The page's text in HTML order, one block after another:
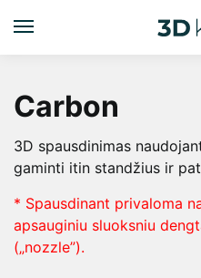
Carbon
3D spausdinimas
gaminti itin standžius ir
* Spausdinant privaloma
apsauginiu sluoksniu
(„nozzle”).